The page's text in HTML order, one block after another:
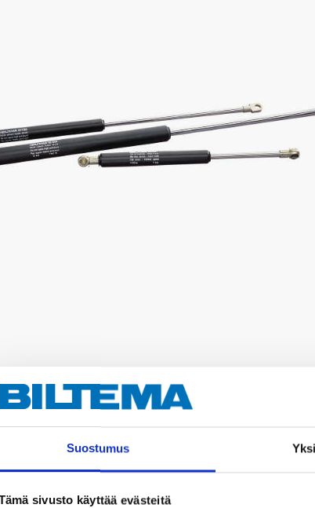
Suostumus
sivusto käyttää evästeitä
store within 2 hours!